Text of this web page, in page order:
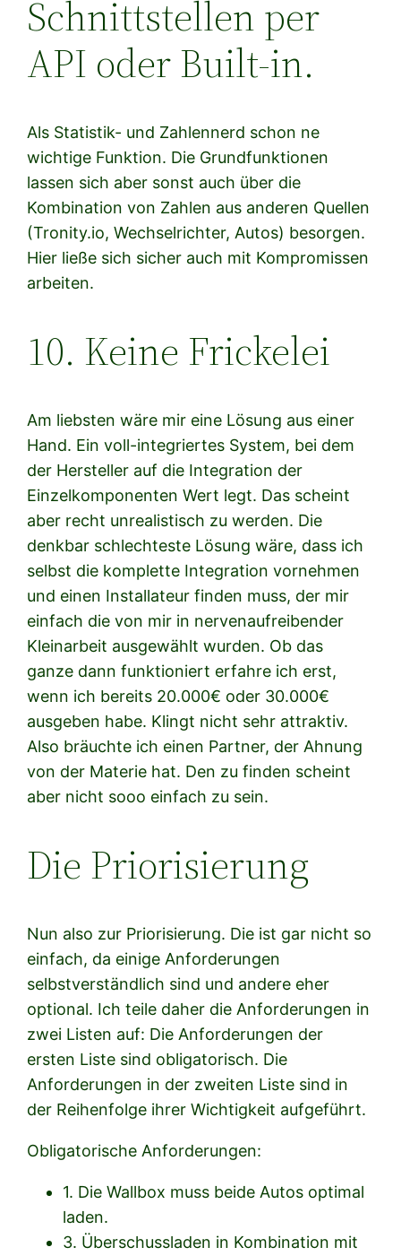
Schnittstellen per
API oder Built-in.
Als Statistik- und Zahlennerd schon ne
wichtige Funktion. Die Grundfunktionen
lassen sich aber sonst auch über die
Kombination von Zahlen aus anderen Quellen
(Tronity.io, Wechselrichter, Autos) besorgen.
Hier ließe sich sicher auch mit Kompromissen
arbeiten.
10. Keine Frickelei
Am liebsten wäre mir eine Lösung aus einer
Hand. Ein voll-integriertes System, bei dem
der Hersteller auf die Integration der
Einzelkomponenten Wert legt. Das scheint
aber recht unrealistisch zu werden. Die
denkbar schlechteste Lösung wäre, dass ich
selbst die komplette Integration vornehmen
und einen Installateur finden muss, der mir
einfach die von mir in nervenaufreibender
Kleinarbeit ausgewählt wurden. Ob das
ganze dann funktioniert erfahre ich erst,
wenn ich bereits 20.000€ oder 30.000€
ausgeben habe. Klingt nicht sehr attraktiv.
Also bräuchte ich einen Partner, der Ahnung
von der Materie hat. Den zu finden scheint
aber nicht sooo einfach zu sein.
Die Priorisierung
Nun also zur Priorisierung. Die ist gar nicht so
einfach, da einige Anforderungen
selbstverständlich sind und andere eher
optional. Ich teile daher die Anforderungen in
zwei Listen auf: Die Anforderungen der
ersten Liste sind obligatorisch. Die
Anforderungen in der zweiten Liste sind in
der Reihenfolge ihrer Wichtigkeit aufgeführt.
Obligatorische Anforderungen:
1. Die Wallbox muss beide Autos optimal
laden.
3. Überschussladen in Kombination mit